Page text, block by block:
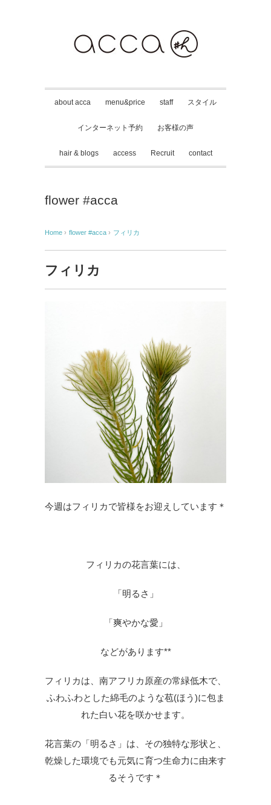
about acca menu&price staff スタイル
インターネット予約 お客様の声
hair & blogs access Recruit contact
flower #acca
Home › flower #acca › フィリカ
フィリカ
今週はフィリカで皆様をお迎えしています＊
フィリカの花言葉には、
「明るさ」
「爽やかな愛」
などがあります**
フィリカは、南アフリカ原産の常緑低木で、
ふわふわとした綿毛のような苞(ほう)に包ま
れた白い花を咲かせます。
花言葉の「明るさ」は、その独特な形状と、
乾燥した環境でも元気に育つ生命力に由来す
るそうです＊